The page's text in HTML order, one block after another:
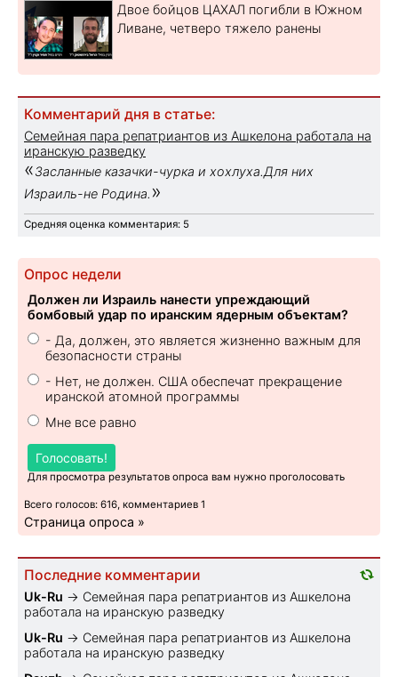
Двое бойцов ЦАХАЛ погибли в Южном
Ливане, четверо тяжело ранены
Комментарий дня в статье:
Семейная пара репатриантов из Ашкелона работала на
иранскую разведку
«Засланные казачки-чурка и хохлуха.Для них
Израиль-не Родина. »
Средняя оценка комментария: 5
Опрос недели
Должен ли Израиль нанести упреждающий
бомбовый удар по иранским ядерным объектам?
- Да, должен, это является жизненно важным для
безопасности страны
- Нет, не должен. США обеспечат прекращение
иранской атомной программы
Мне все равно
Голосовать!
Для просмотра результатов опроса вам нужно проголосовать
Всего голосов: 616, комментариев 1
Страница опроса »
Последние комментарии
Uk-Ru → Семейная пара репатриантов из Ашкелона
работала на иранскую разведку
Uk-Ru → Семейная пара репатриантов из Ашкелона
работала на иранскую разведку